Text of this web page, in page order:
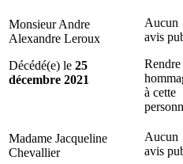
Monsieur Andre
Alexandre Leroux
Décédé(e) le 25
décembre 2021
Aucun
avis
Rendre
à cette
Madame Jacqueline
Chevallier
Aucun
avis